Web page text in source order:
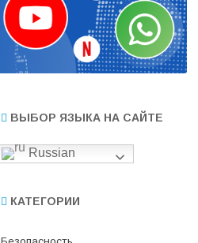
ВЫБОР ЯЗЫКА НА САЙТЕ
Russian
КАТЕГОРИИ